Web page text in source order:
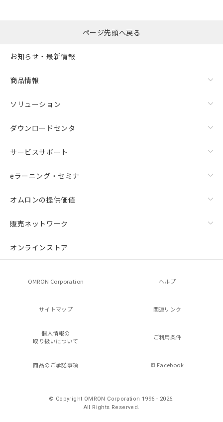
ページ先頭へ戻る
お知らせ・最新情報
商品情報
ソリューション
ダウンロードセンタ
サービスサポート
eラーニング・セミナ
オムロンの提供価値
販売ネットワーク
オンラインストア
OMRON Corporation ヘルプ
サイトマップ 関連リンク
個人情報の
取り扱いについて
ご利用条件
商品のご承諾事項 Facebook
© Copyright OMRON Corporation 1996 - 2026.
All Rights Reserved.